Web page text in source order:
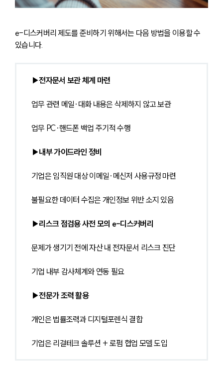
e-디스커버리 제도를 준비하기 위해서는 다음 방법을 이용할 수
있습니다.
▶전자문서 보관 체계 마련
업무 관련 메일·대화 내용은 삭제하지 않고 보관
업무 PC·핸드폰 백업 주기적 수행
▶내부 가이드라인 정비
기업은 임직원 대상 이메일·메신저 사용규정 마련
불필요한 데이터 수집은 개인정보 위반 소지 있음
▶리스크 점검용 사전 모의 e-디스커버리
문제가 생기기 전에 자산 내 전자문서 리스크 진단
기업 내부 감사체계와 연동 필요
▶전문가 조력 활용
개인은 법률조력과 디지털포렌식 결합
기업은 리걸테크 솔루션 + 로펌 협업 모델 도입